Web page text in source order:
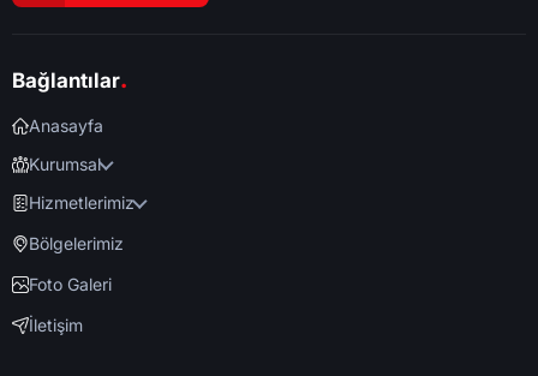
Bağlantılar.
Anasayfa
Kurumsal
Hizmetlerimiz
Bölgelerimiz
Foto Galeri
İletişim